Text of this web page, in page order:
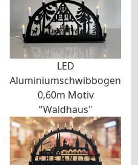
LED
Aluminiumschwibbogen
0,60m Motiv
"Waldhaus"